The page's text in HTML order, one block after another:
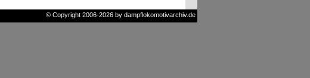
© Copyright 2006-2026 by dampflokomotivarchiv.de